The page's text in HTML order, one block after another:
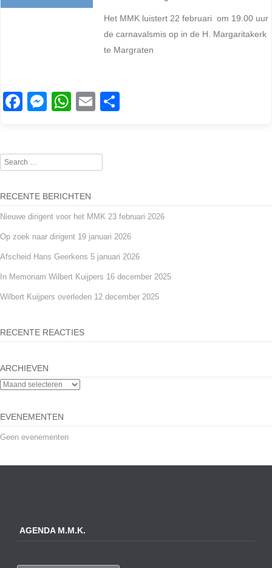
Het MMK luistert 22 februari om 19.00 uur
de carnavalsmis op in de H. Margaritakerk
te Margraten
F
e
o
o
k
M
e
g
er
W
s
p
p
E
Search
RECENTE BERICHTEN
Nieuwe dirigent voor het MMK 23 februari 2026
Op zoek naar dirigent 19 januari 2026
Afscheid Hans Geerkens 5 januari 2026
In Memoriam Wilbert Kuijpers 16 december 2025
Wilbert Kuijpers overleden 12 december 2025
RECENTE REACTIES
ARCHIEVEN
EVENEMENTEN
Geen evenementen
AGENDA M.M.K.